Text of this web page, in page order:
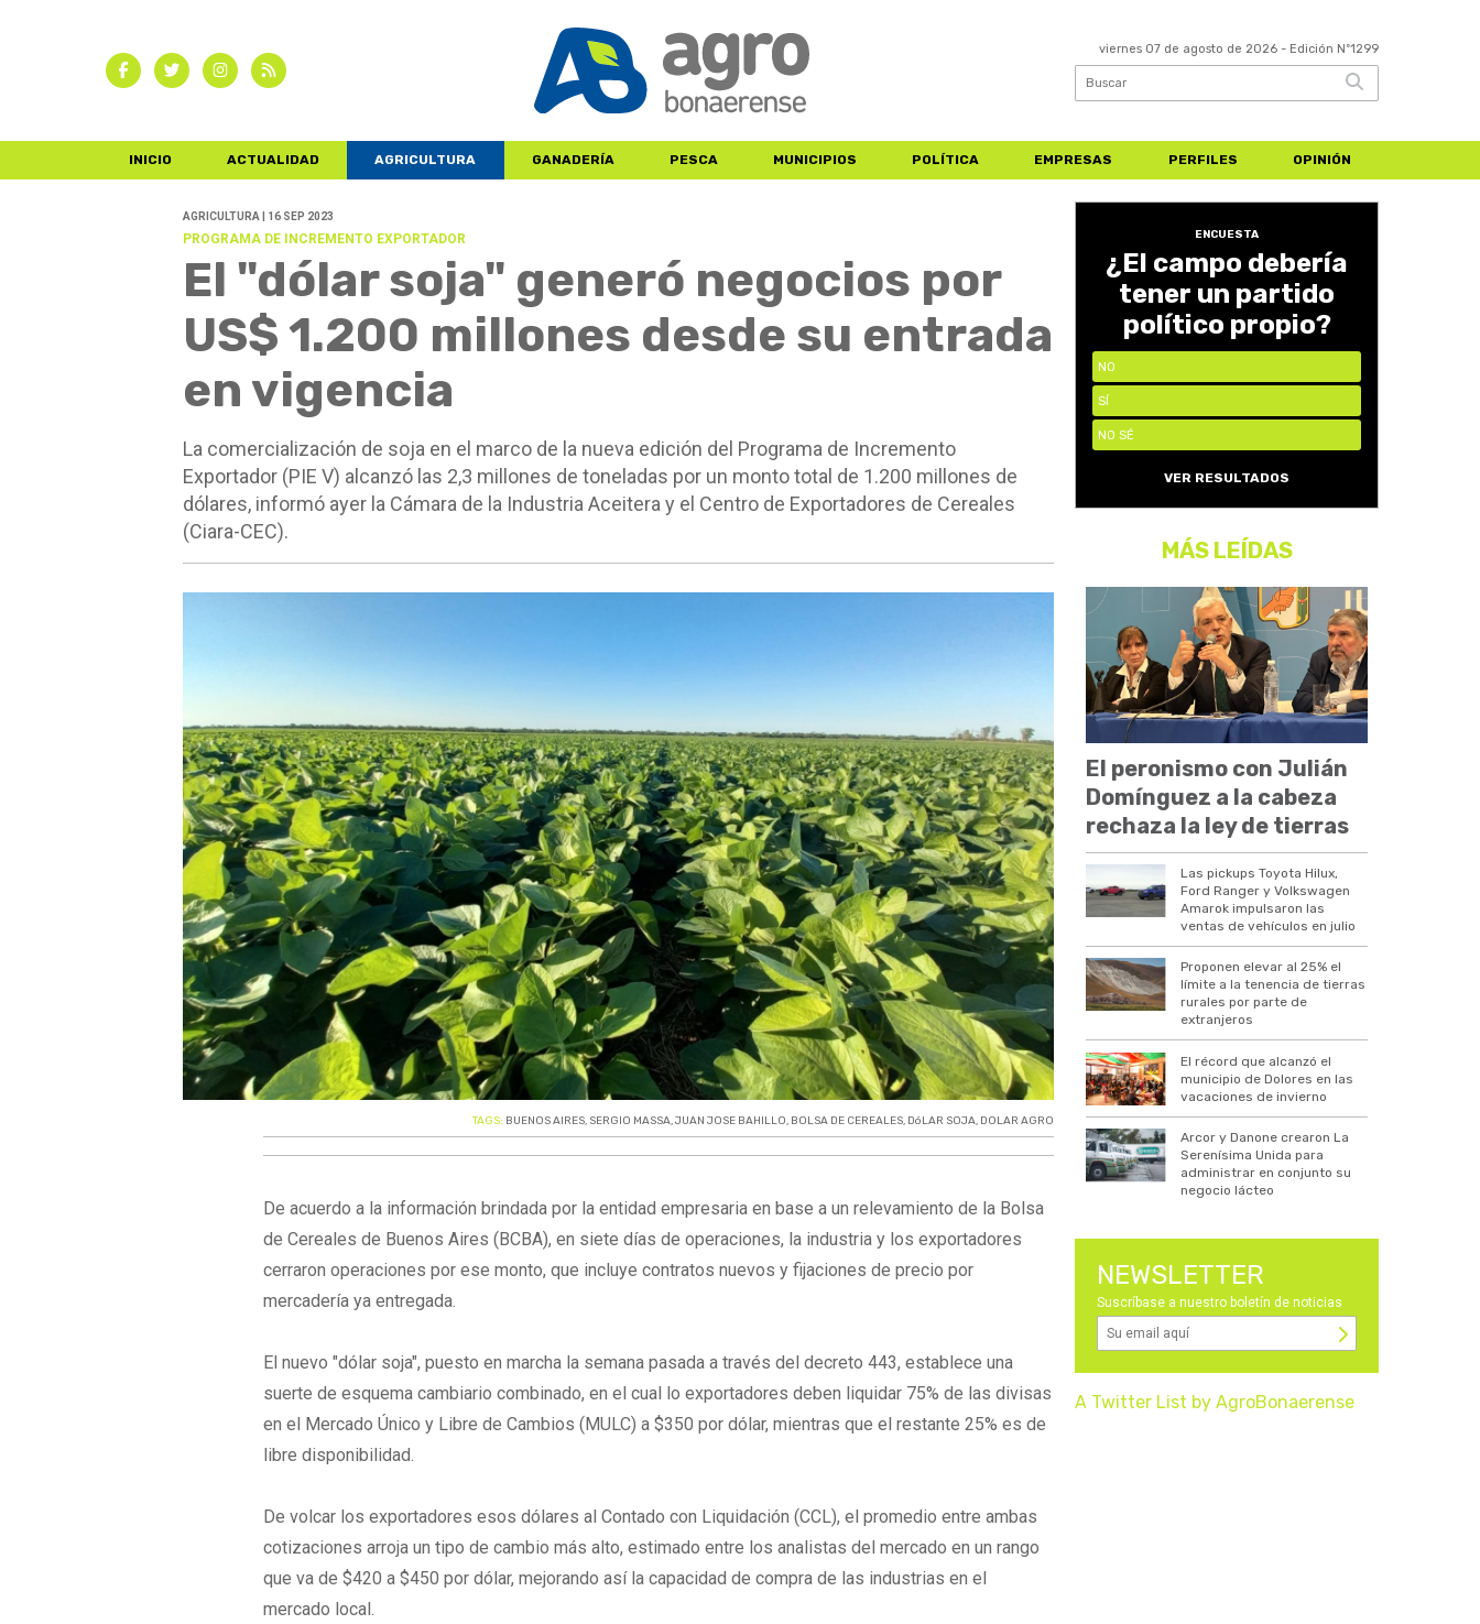
viernes 07 de agosto de 2026 - Edición Nº1299
INICIO ACTUALIDAD AGRICULTURA GANADERÍA PESCA MUNICIPIOS POLÍTICA EMPRESAS PERFILES OPINIÓN
AGRICULTURA | 16 SEP 2023
PROGRAMA DE INCREMENTO EXPORTADOR
El "dólar soja" generó negocios por
US$ 1.200 millones desde su entrada
en vigencia
La comercialización de soja en el marco de la nueva edición del Programa de Incremento
Exportador (PIE V) alcanzó las 2,3 millones de toneladas por un monto total de 1.200 millones de
dólares, informó ayer la Cámara de la Industria Aceitera y el Centro de Exportadores de Cereales
(Ciara-CEC).
TAGS: BUENOS AIRES, SERGIO MASSA,JUAN JOSE BAHILLO, BOLSA DE CEREALES, DóLAR SOJA, DOLAR AGRO
De acuerdo a la información brindada por la entidad empresaria en base a un relevamiento de la Bolsa
de Cereales de Buenos Aires (BCBA), en siete días de operaciones, la industria y los exportadores
cerraron operaciones por ese monto, que incluye contratos nuevos y fijaciones de precio por
mercadería ya entregada.
El nuevo "dólar soja", puesto en marcha la semana pasada a través del decreto 443, establece una
suerte de esquema cambiario combinado, en el cual lo exportadores deben liquidar 75% de las divisas
en el Mercado Único y Libre de Cambios (MULC) a $350 por dólar, mientras que el restante 25% es de
libre disponibilidad.
De volcar los exportadores esos dólares al Contado con Liquidación (CCL), el promedio entre ambas
cotizaciones arroja un tipo de cambio más alto, estimado entre los analistas del mercado en un rango
que va de $420 a $450 por dólar, mejorando así la capacidad de compra de las industrias en el
mercado local.
ENCUESTA
¿El campo debería
tener un partido
político propio?
NO
SÍ
NO SÉ
VER RESULTADOS
MÁS LEÍDAS
El peronismo con Julián
Domínguez a la cabeza
rechaza la ley de tierras
Las pickups Toyota Hilux,
Ford Ranger y Volkswagen
Amarok impulsaron las
ventas de vehículos en julio
Proponen elevar al 25% el
límite a la tenencia de tierras
rurales por parte de
extranjeros
El récord que alcanzó el
municipio de Dolores en las
vacaciones de invierno
Arcor y Danone crearon La
Serenísima Unida para
administrar en conjunto su
negocio lácteo
NEWSLETTER
Suscríbase a nuestro boletín de noticias
A Twitter List by AgroBonaerense